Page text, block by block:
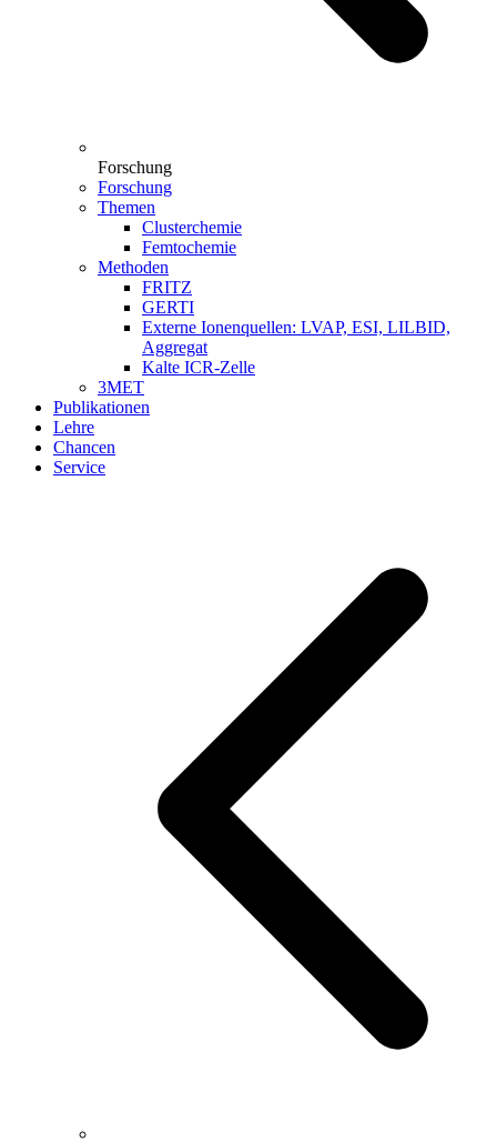
Forschung
Forschung
Themen
Clusterchemie
Femtochemie
Methoden
FRITZ
GERTI
Externe Ionenquellen: LVAP, ESI, LILBID,
Aggregat
Kalte ICR-Zelle
3MET
Publikationen
Lehre
Chancen
Service